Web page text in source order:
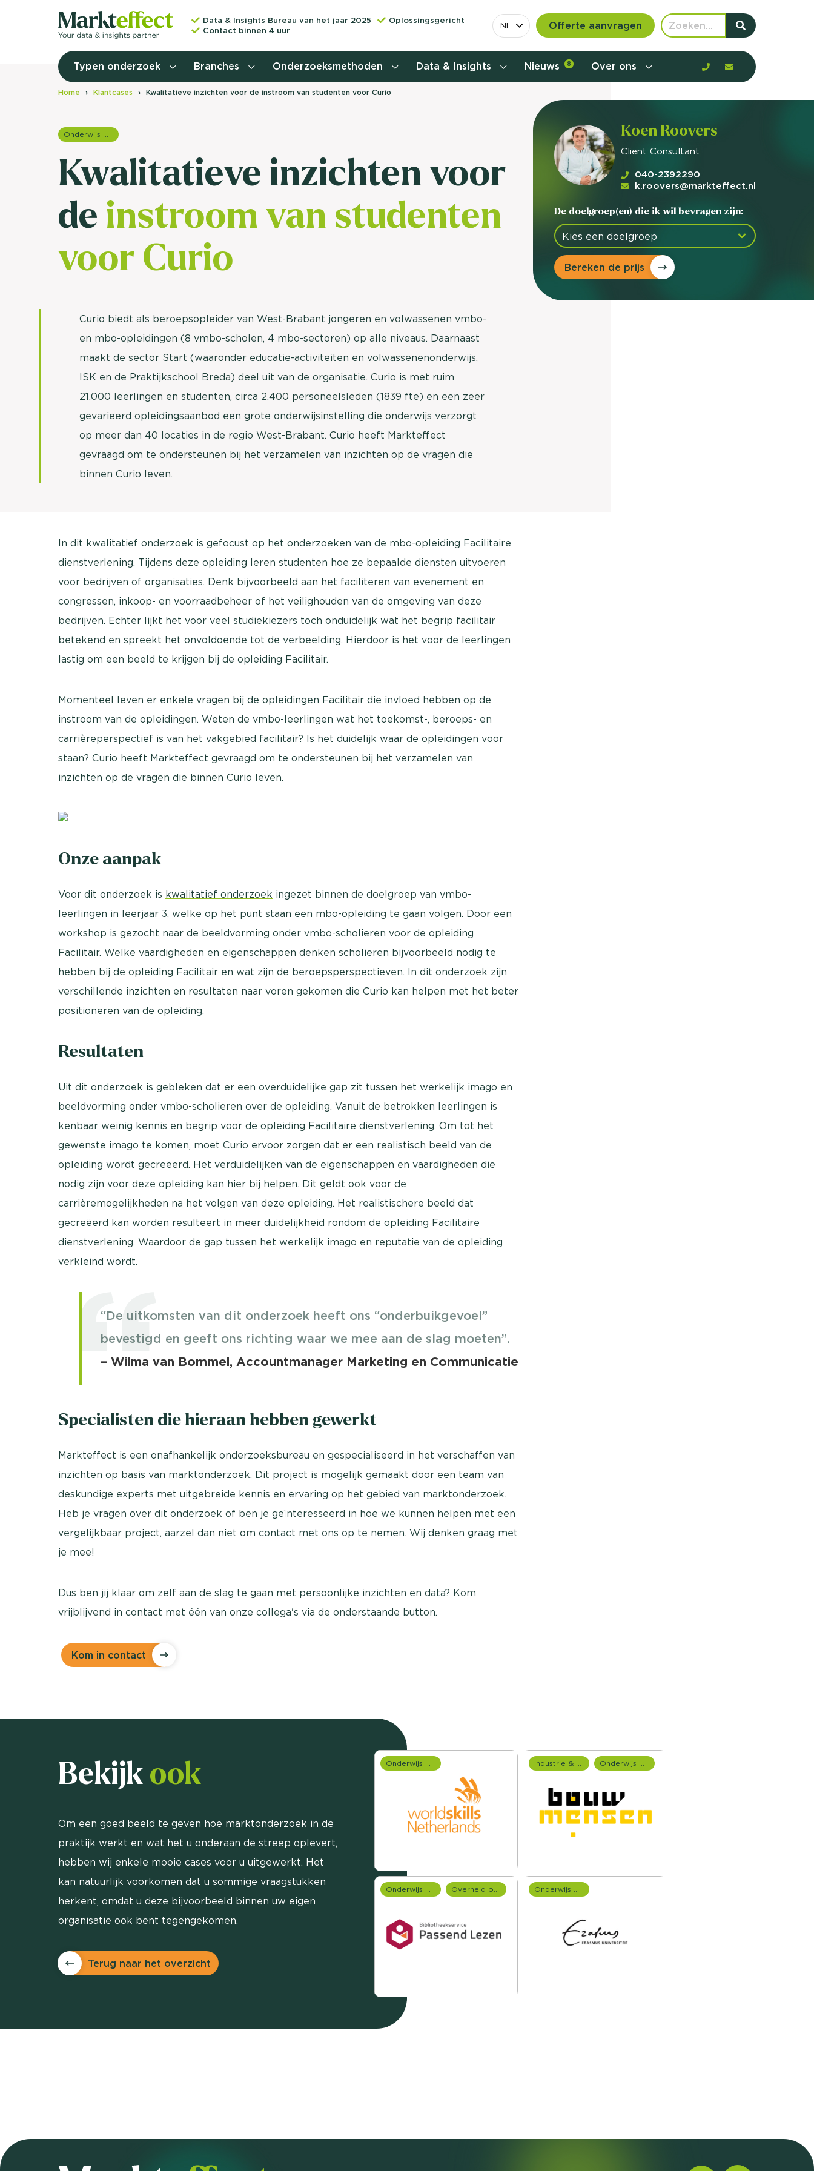
Data & Insights Bureau van het jaar 2025
Oplossingsgericht
Contact binnen 4 uur
NL Offerte aanvragen
Typen onderzoek
Customer value proposition
Doelgroeponderzoek
Naamsbekendheidonderzoek
UX-onderzoek
Relevantere communicatie en aanbod door de
customer journey, de barrières en gedrag in kaart te
brengen. Benieuwd hoe?
Branches Onderzoeksmethoden Data & Insights Nieuws 8 Over ons
Home Klantcases Kwalitatieve inzichten voor de instroom van studenten voor Curio
Onderwijs onderzoek
Kwalitatieve inzichten voor
de instroom van studenten
voor Curio
Curio biedt als beroepsopleider van West-Brabant jongeren en volwassenen vmbo-
en mbo-opleidingen (8 vmbo-scholen, 4 mbo-sectoren) op alle niveaus. Daarnaast
maakt de sector Start (waaronder educatie-activiteiten en volwassenenonderwijs,
ISK en de Praktijkschool Breda) deel uit van de organisatie. Curio is met ruim
21.000 leerlingen en studenten, circa 2.400 personeelsleden (1839 fte) en een zeer
gevarieerd opleidingsaanbod een grote onderwijsinstelling die onderwijs verzorgt
op meer dan 40 locaties in de regio West-Brabant. Curio heeft Markteffect
gevraagd om te ondersteunen bij het verzamelen van inzichten op de vragen die
binnen Curio leven.
In dit kwalitatief onderzoek is gefocust op het onderzoeken van de mbo-opleiding Facilitaire
dienstverlening. Tijdens deze opleiding leren studenten hoe ze bepaalde diensten uitvoeren
voor bedrijven of organisaties. Denk bijvoorbeeld aan het faciliteren van evenement en
congressen, inkoop- en voorraadbeheer of het veilighouden van de omgeving van deze
bedrijven. Echter lijkt het voor veel studiekiezers toch onduidelijk wat het begrip facilitair
betekend en spreekt het onvoldoende tot de verbeelding. Hierdoor is het voor de leerlingen
lastig om een beeld te krijgen bij de opleiding Facilitair.
Momenteel leven er enkele vragen bij de opleidingen Facilitair die invloed hebben op de
instroom van de opleidingen. Weten de vmbo-leerlingen wat het toekomst-, beroeps- en
carrièreperspectief is van het vakgebied facilitair? Is het duidelijk waar de opleidingen voor
staan? Curio heeft Markteffect gevraagd om te ondersteunen bij het verzamelen van
inzichten op de vragen die binnen Curio leven.
Onze aanpak
Voor dit onderzoek is kwalitatief onderzoek ingezet binnen de doelgroep van vmbo-
leerlingen in leerjaar 3, welke op het punt staan een mbo-opleiding te gaan volgen. Door een
workshop is gezocht naar de beeldvorming onder vmbo-scholieren voor de opleiding
Facilitair. Welke vaardigheden en eigenschappen denken scholieren bijvoorbeeld nodig te
hebben bij de opleiding Facilitair en wat zijn de beroepsperspectieven. In dit onderzoek zijn
verschillende inzichten en resultaten naar voren gekomen die Curio kan helpen met het beter
positioneren van de opleiding.
Resultaten
Uit dit onderzoek is gebleken dat er een overduidelijke gap zit tussen het werkelijk imago en
beeldvorming onder vmbo-scholieren over de opleiding. Vanuit de betrokken leerlingen is
kenbaar weinig kennis en begrip voor de opleiding Facilitaire dienstverlening. Om tot het
gewenste imago te komen, moet Curio ervoor zorgen dat er een realistisch beeld van de
opleiding wordt gecreëerd. Het verduidelijken van de eigenschappen en vaardigheden die
nodig zijn voor deze opleiding kan hier bij helpen. Dit geldt ook voor de
carrièremogelijkheden na het volgen van deze opleiding. Het realistischere beeld dat
gecreëerd kan worden resulteert in meer duidelijkheid rondom de opleiding Facilitaire
dienstverlening. Waardoor de gap tussen het werkelijk imago en reputatie van de opleiding
verkleind wordt.
“De uitkomsten van dit onderzoek heeft ons “onderbuikgevoel”
bevestigd en geeft ons richting waar we mee aan de slag moeten”.
– Wilma van Bommel, Accountmanager Marketing en Communicatie
Specialisten die hieraan hebben gewerkt
Markteffect is een onafhankelijk onderzoeksbureau en gespecialiseerd in het verschaffen van
inzichten op basis van marktonderzoek. Dit project is mogelijk gemaakt door een team van
deskundige experts met uitgebreide kennis en ervaring op het gebied van marktonderzoek.
Heb je vragen over dit onderzoek of ben je geïnteresseerd in hoe we kunnen helpen met een
vergelijkbaar project, aarzel dan niet om contact met ons op te nemen. Wij denken graag met
je mee!
Dus ben jij klaar om zelf aan de slag te gaan met persoonlijke inzichten en data? Kom
vrijblijvend in contact met één van onze collega's via de onderstaande button.
Kom in contact
Bekijkook
Om een goed beeld te geven hoe marktonderzoek in de
praktijk werkt en wat het u onderaan de streep oplevert,
hebben wij enkele mooie cases voor u uitgewerkt. Het
kan natuurlijk voorkomen dat u sommige vraagstukken
herkent, omdat u deze bijvoorbeeld binnen uw eigen
organisatie ook bent tegengekomen.
Terug naar het overzicht
Onderwijs onderzoek Industrie & Productie Onderwijs onderzoek
Onderwijs onderzoek Overheid onderzoek Onderwijs onderzoek
Koen Roovers
Client Consultant
040-2392290
k.roovers@markteffect.nl
De doelgroep(en) die ik wil bevragen zijn:
Bereken de prijs